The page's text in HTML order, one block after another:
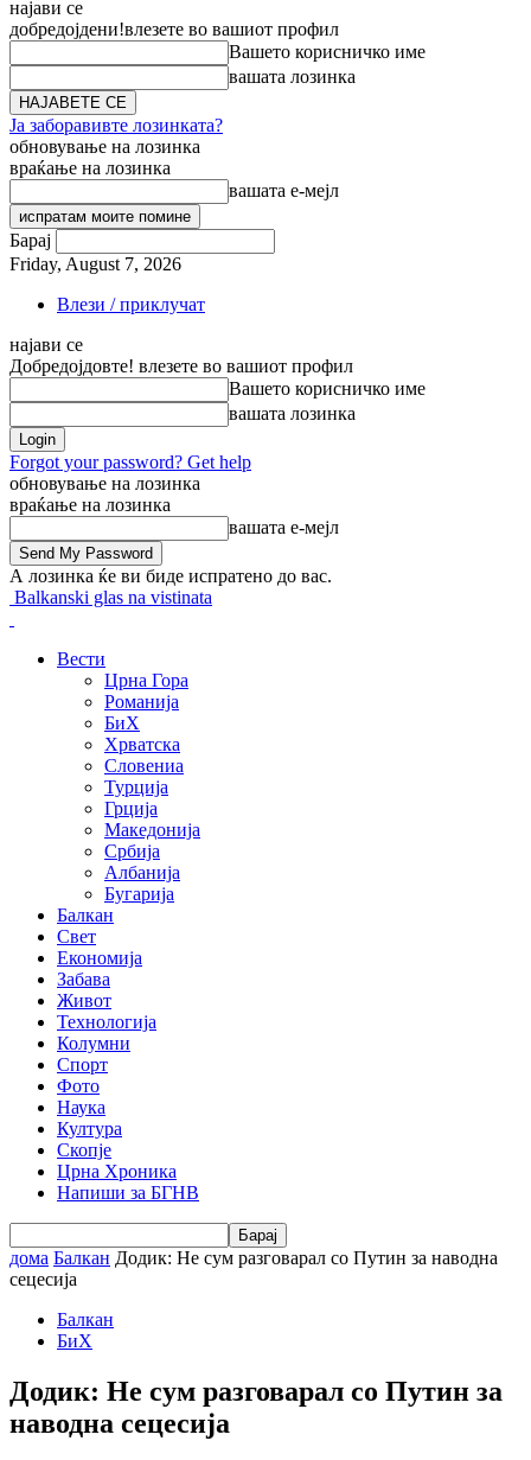
најави се
добредојдени!влезете во вашиот профил
Вашето корисничко име
вашата лозинка
Ја заборавивте лозинката?
обновување на лозинка
враќање на лозинка
вашата е-мејл
Барај
Friday, August 7, 2026
Влези / приклучат
најави се
Добредојдовте! влезете во вашиот профил
Вашето корисничко име
вашата лозинка
Forgot your password? Get help
обновување на лозинка
враќање на лозинка
вашата е-мејл
А лозинка ќе ви биде испратено до вас.
Balkanski glas na vistinata
Вести
Црна Гора
Романија
БиХ
Хрватска
Словениа
Турција
Грција
Македонија
Србија
Албанија
Бугарија
Балкан
Свет
Економија
Забава
Живот
Технологија
Колумни
Спорт
Фото
Наука
Култура
Скопје
Црна Хроника
Напиши за БГНВ
дома Балкан Додик: Не сум разговарал со Путин за наводна
сецесија
Балкан
БиХ
Додик: Не сум разговарал со Путин за
наводна сецесија